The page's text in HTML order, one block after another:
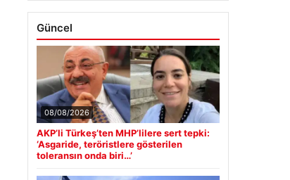
Güncel
08/08/2026
AKP’li Türkeş’ten MHP’lilere sert tepki:
‘Asgaride, teröristlere gösterilen
toleransın onda biri…’